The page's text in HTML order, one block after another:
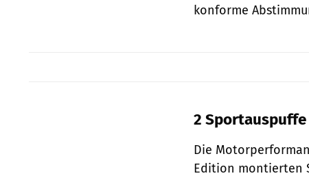
konforme
2
Die
Edition montierten